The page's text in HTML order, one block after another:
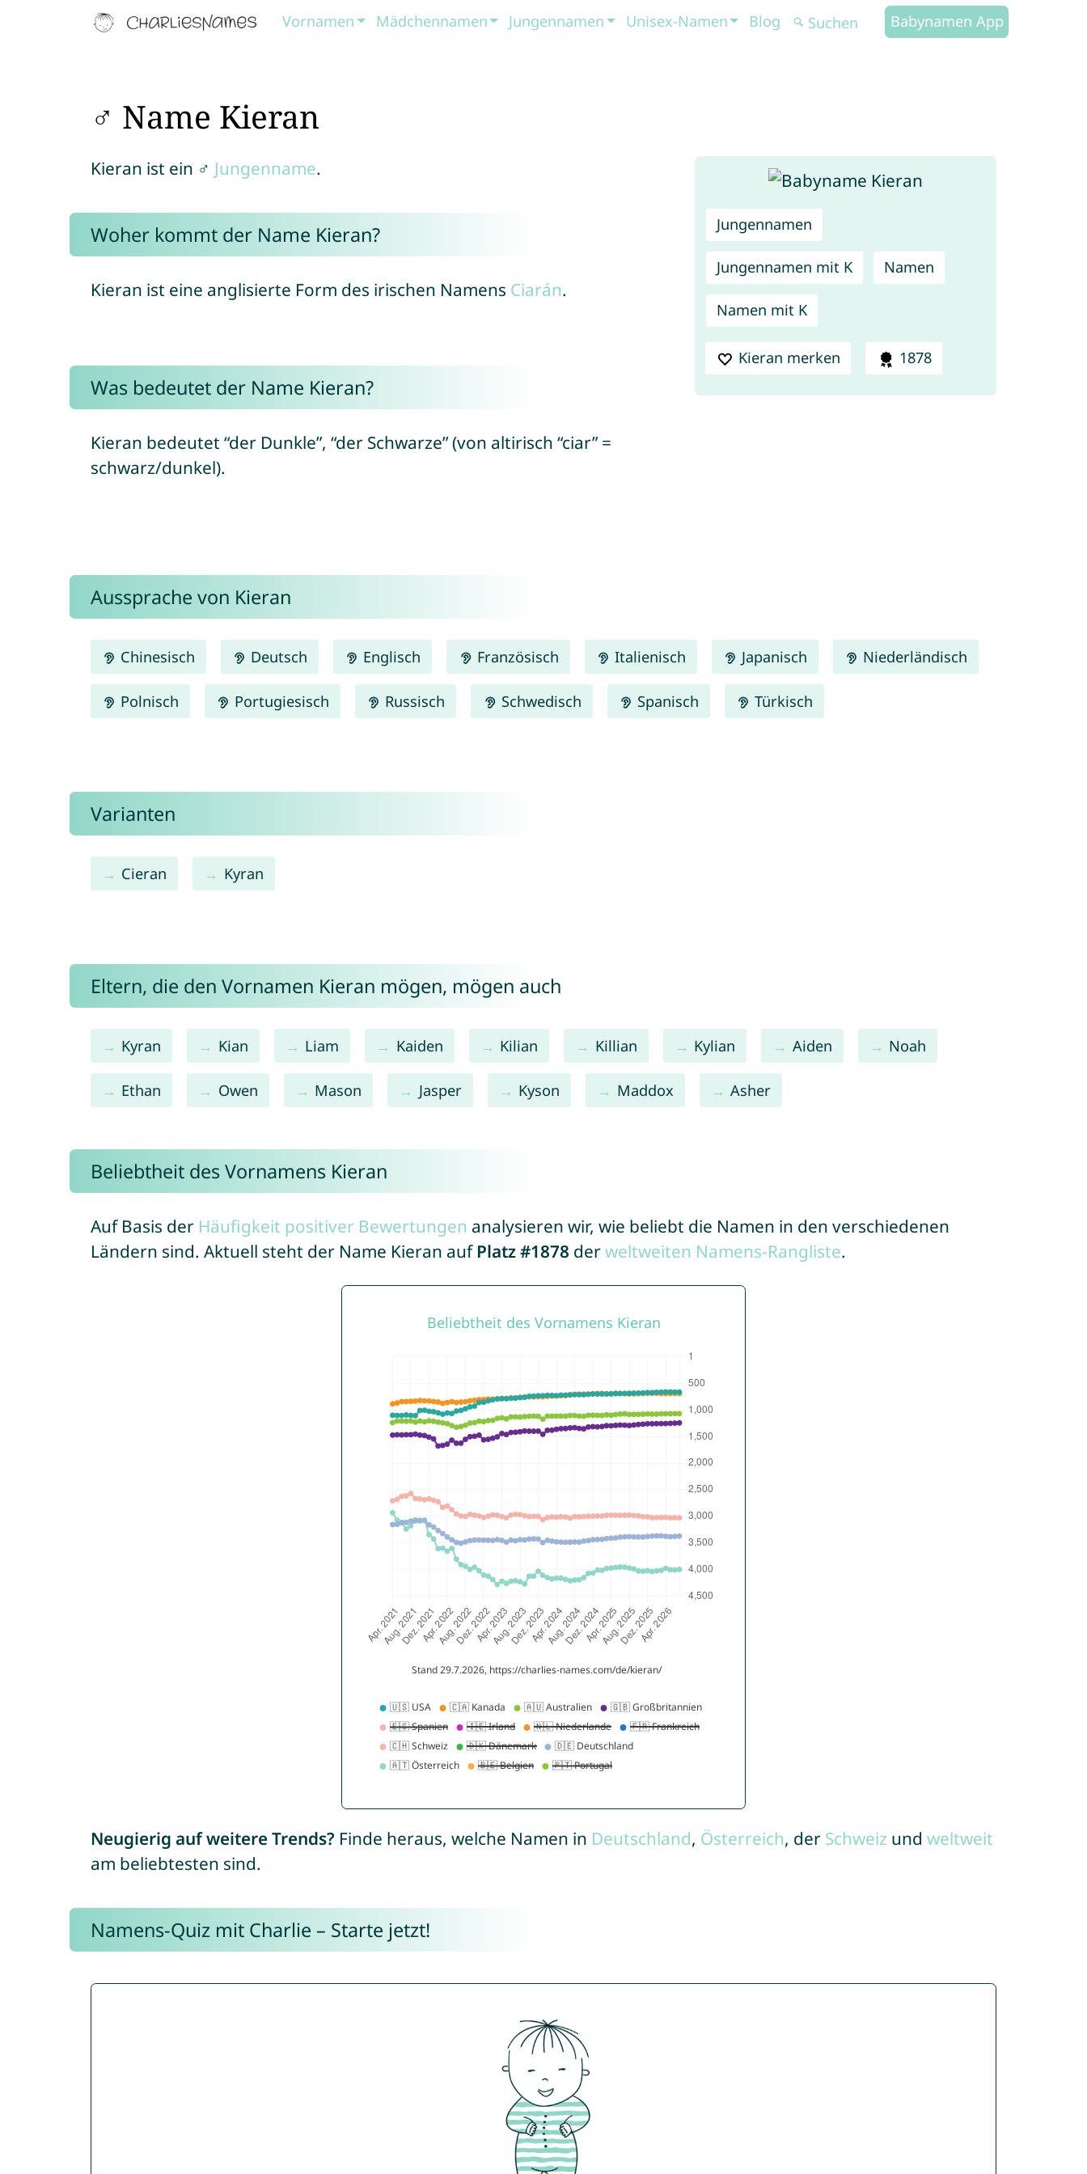
Vornamen Mädchennamen Jungennamen Unisex-Namen Blog Babynamen App
♂ Name Kieran
Jungennamen
Jungennamen mit K Namen
Namen mit K
Kieran merken 1878
Kieran ist ein ♂ Jungenname.
Woher kommt der Name Kieran?
Kieran ist eine anglisierte Form des irischen Namens Ciarán.
Was bedeutet der Name Kieran?
Kieran bedeutet “der Dunkle”, “der Schwarze” (von altirisch “ciar” =
schwarz/dunkel).
Aussprache von Kieran
Chinesisch Deutsch Englisch Französisch Italienisch Japanisch Niederländisch
Polnisch Portugiesisch Russisch Schwedisch Spanisch Türkisch
Varianten
Cieran Kyran
Eltern, die den Vornamen Kieran mögen, mögen auch
Kyran Kian Liam Kaiden Kilian Killian Kylian Aiden Noah
Ethan Owen Mason Jasper Kyson Maddox Asher
Beliebtheit des Vornamens Kieran
Auf Basis der Häufigkeit positiver Bewertungen analysieren wir, wie beliebt die Namen in den verschiedenen
Ländern sind. Aktuell steht der Name Kieran auf Platz #1878 derweltweiten Namens-Rangliste.
Neugierig auf weitere Trends? Finde heraus, welche Namen in Deutschland, Österreich, der Schweiz und weltweit
am beliebtesten sind.
Namens-Quiz mit Charlie – Starte jetzt!